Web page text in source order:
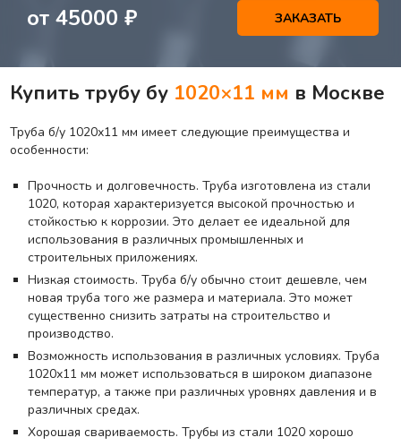
от 45000 ₽ ЗАКАЗАТЬ
Купить трубу бу 1020×11 мм в Москве
Труба б/у 1020х11 мм имеет следующие преимущества и
особенности:
Прочность и долговечность. Труба изготовлена из стали
1020, которая характеризуется высокой прочностью и
стойкостью к коррозии. Это делает ее идеальной для
использования в различных промышленных и
строительных приложениях.
Низкая стоимость. Труба б/у обычно стоит дешевле, чем
новая труба того же размера и материала. Это может
существенно снизить затраты на строительство и
производство.
Возможность использования в различных условиях. Труба
1020х11 мм может использоваться в широком диапазоне
температур, а также при различных уровнях давления и в
различных средах.
Хорошая свариваемость. Трубы из стали 1020 хорошо